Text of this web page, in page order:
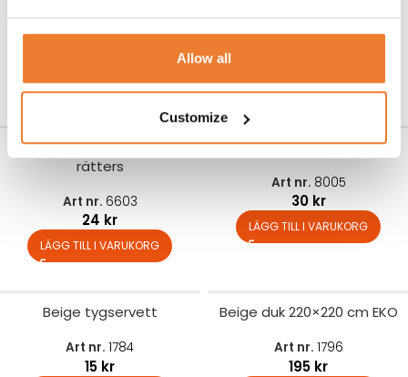
Allow all
Customize
Art nr.6501
LÄGG TILL I VARUKORG
Art nr.6224
25kr
Bestickpaket Opera 3-
rätters
Art nr. 6603
24 kr
LÄGG TILL I VARUKORG
Glaspaket Impulse
Art nr. 8005
30 kr
LÄGG TILL I VARUKORG
Beige tygservett
Art nr. 1784
15 kr
Beige duk 220×220 cm EKO
Art nr. 1796
195 kr